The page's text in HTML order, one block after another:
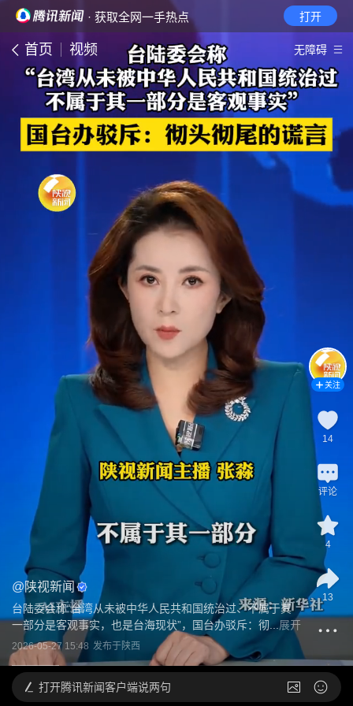
· 获取全网一手热点 打开
首页 视频 无障碍
@陕视新闻
台陆委会称“台湾从未被中华人民共和国统治过、不属于其
一部分是客观事实，也是台海现状”，国台办驳斥：彻... 展开
2026-05-27 15:48 发布于陕西
关注
14
评论
4
13
打开腾讯新闻客户端说两句